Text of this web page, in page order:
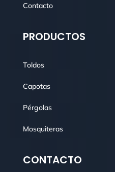
Contacto
PRODUCTOS
Toldos
Capotas
Pérgolas
Mosquiteras
CONTACTO